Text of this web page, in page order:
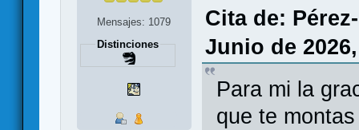
Mensajes: 1079
Distinciones
Cita de:
Junio de
Para mi la
que te